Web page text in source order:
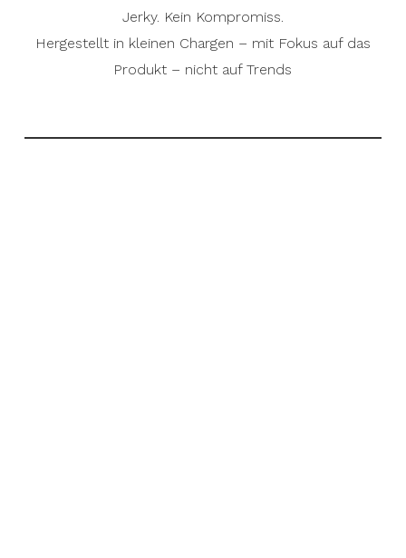
Jerky. Kein Kompromiss.
Hergestellt in kleinen Chargen – mit Fokus auf das
Produkt – nicht auf Trends